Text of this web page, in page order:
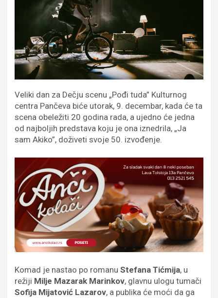
Veliki dan za Dečju scenu „Pođi tuda” Kulturnog
centra Pančeva biće utorak, 9. decembar, kada će ta
scena obeležiti 20 godina rada, a ujedno će jedna
od najboljih predstava koju je ona iznedrila, „Ja
sam Akiko”, doživeti svoje 50. izvođenje.
Komad je nastao po romanu Stefana Tićmija, u
režiji Milje Mazarak Marinkov, glavnu ulogu tumači
Sofija Mijatović Lazarov, a publika će moći da ga